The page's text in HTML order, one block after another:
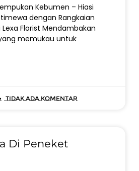
Kebumen – Hiasi
dengan Rangkaian
Lexa Florist Mendambakan
memukau untuk
Tidak ada komentar
Di Peneket